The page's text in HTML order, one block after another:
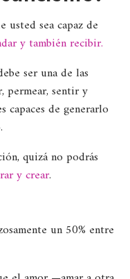
usted sea capaz de
y también recibir.
ser una de las
permear, sentir y
capaces de generarlo
quizá no podrás
y crear.
un 50% entre